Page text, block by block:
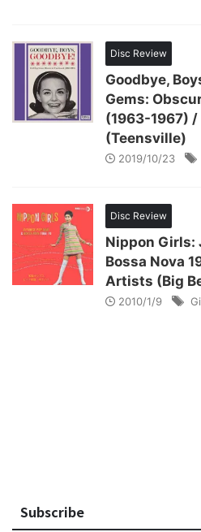
Disc Review
Goodbye,
Gems:
(1963-1967)
(Teensville)
2019/10/23
Disc Review
Nippon Girls:
Bossa Nova
Artists (Big
2010/1/9
Subscribe